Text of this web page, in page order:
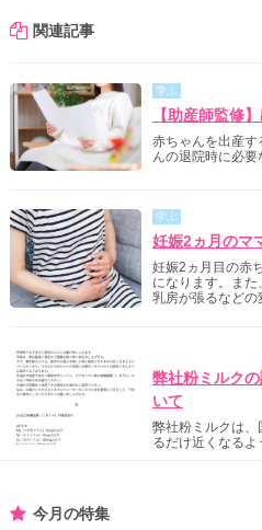
関連記事
学ぶ
【助産師監修
赤ちゃんを出産す
んの退院時に必要
学ぶ
妊娠2ヵ月のマ
妊娠2ヵ月目の赤
になります。また
乳房が張るなどの
弊社粉ミルク
いて
弊社粉ミルクは、
るだけ近くなるよ
今月の特集